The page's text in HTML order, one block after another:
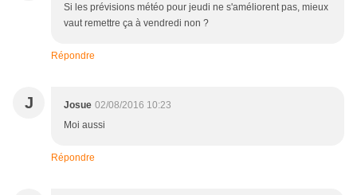
Si les prévisions météo pour jeudi ne s'améliorent pas, mieux
vaut remettre ça à vendredi non ?
Répondre
J Josue 02/08/2016 10:23
Moi aussi
Répondre